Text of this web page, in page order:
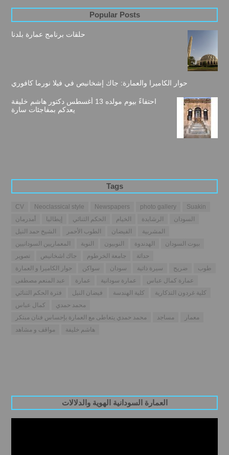
Popular Posts
حلقات برنامج عمارة بلدنا
حوار الكاميرا والعمارة: جاك إشخانيص في فيلا نورما كافوري
احتفاءً بيوم مولده 13 أغسطس دكتور هاشم خليفة
يعدكم بمفاجئات سارة
Tags
CV Neoclassical style Newspapers photo gallery
Suakin
أمدرمان
إيطاليا الحكم الثنائي الخيام الرشايدة
السودان
الشيخ حمد النيل
الطوب الأحمر الفيضان
المشربية
المعماريين السودانيين
النوبة النوبيون الهدندوة
بيوت السودان
تصوير
جاك اشخانيص جامعة الخرطوم
حداثة
حوار الكاميرا و العمارة
سواكن سودان سيرة ذاتية ضريح
طوب
عبد المنعم مصطفى
عمارة عمارة سودانية
عمارة كمال عباس
فترة الحكم الثنائي
فيضان النيل كلية الهندسة
كلية غردون التذكارية
كمال عباس
محمد حمدي
محمد حمدي يتعاطى مع العمارة بإحساس فنان مبتكر
مساجد
معمار
مواقف و مشاهد
هاشم خليفة
العمارة السودانية الهوية والدلالات